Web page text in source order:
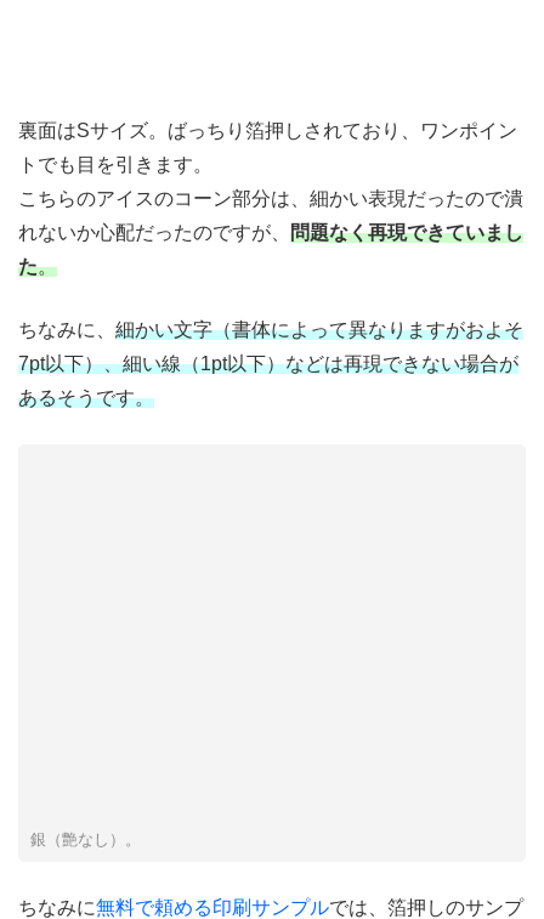
裏面はSサイズ。ばっちり箔押しされており、ワンポイン
トでも目を引きます。
こちらのアイスのコーン部分は、細かい表現だったので潰
れないか心配だったのですが、 問題なく再現できていまし
た。
ちなみに、 細かい文字（書体によって異なりますがおよそ
7pt以下）、細い線（1pt以下）などは再現できない場合が
あるそうです。
銀（艶なし）。
ちなみに無料で頼める印刷サンプルでは、箔押しのサンプ